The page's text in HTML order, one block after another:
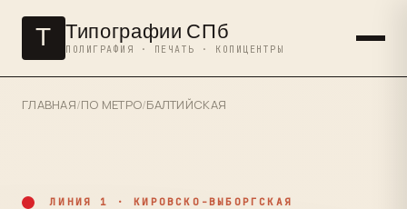
Т Типографии СПб
ПОЛИГРАФИЯ · ПЕЧАТЬ · КОПИЦЕНТРЫ
ГЛАВНАЯ/ПО МЕТРО/БАЛТИЙСКАЯ
ЛИНИЯ 1 · КИРОВСКО-ВЫБОРГСКАЯ